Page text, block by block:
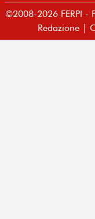
©2008-2026 FERPI -
Redazione|